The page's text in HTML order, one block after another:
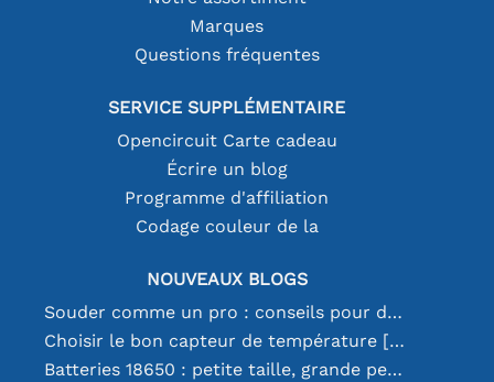
Marques
Questions fréquentes
SERVICE SUPPLÉMENTAIRE
Opencircuit Carte cadeau
Écrire un blog
Programme d'affiliation
Codage couleur de la
NOUVEAUX BLOGS
Souder comme un pro : conseils pour des connexions électroniques parfaites
Choisir le bon capteur de température [youtube]
Batteries 18650 : petite taille, grande performance